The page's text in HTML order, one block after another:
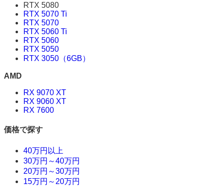
RTX 5080
RTX 5070 Ti
RTX 5070
RTX 5060 Ti
RTX 5060
RTX 5050
RTX 3050（6GB）
AMD
RX 9070 XT
RX 9060 XT
RX 7600
価格で探す
40万円以上
30万円～40万円
20万円～30万円
15万円～20万円